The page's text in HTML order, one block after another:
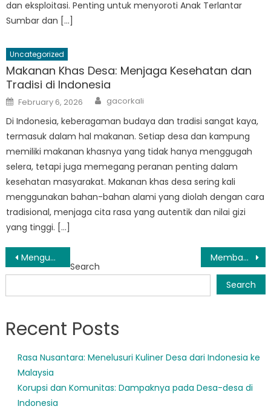
dan eksploitasi. Penting untuk menyoroti Anak Terlantar
Sumbar dan […]
Uncategorized
Makanan Khas Desa: Menjaga Kesehatan dan
Tradisi di Indonesia
Posted
on
February 6, 2026 Author
gacorkali
Di Indonesia, keberagaman budaya dan tradisi sangat kaya,
termasuk dalam hal makanan. Setiap desa dan kampung
memiliki makanan khasnya yang tidak hanya menggugah
selera, tetapi juga memegang peranan penting dalam
kesehatan masyarakat. Makanan khas desa sering kali
menggunakan bahan-bahan alami yang diolah dengan cara
tradisional, menjaga cita rasa yang autentik dan nilai gizi
yang tinggi. […]
Post
navigation
Mengungkap Permata Tersembunyi di Sumatera Barat Membangun Sumatera Barat yang Lebih Kuat: Peran Program Sosial Sumbar
Search
Search
Recent Posts
Rasa Nusantara: Menelusuri Kuliner Desa dari Indonesia ke
Malaysia
Korupsi dan Komunitas: Dampaknya pada Desa-desa di
Indonesia